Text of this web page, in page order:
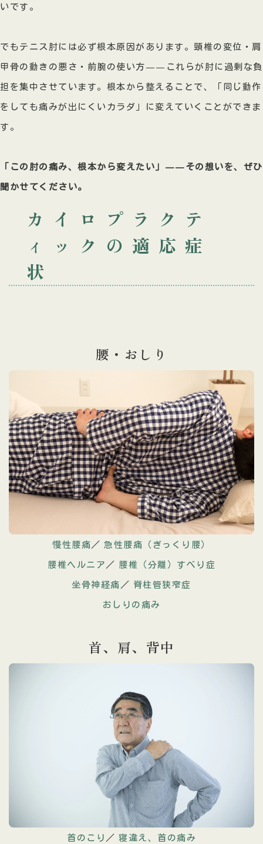
いです。
でもテニス肘には必ず根本原因があります。頸椎の変位・肩
甲骨の動きの悪さ・前腕の使い方——これらが肘に過剰な負
担を集中させています。根本から整えることで、「同じ動作
をしても痛みが出にくいカラダ」に変えていくことができま
す。
「この肘の痛み、根本から変えたい」——その想いを、ぜひ
聞かせてください。
カイロプラクテ
ィックの適応症
状
腰・おしり
慢性腰痛／急性腰痛（ぎっくり腰）
腰椎ヘルニア ／ 腰椎（分離）すべり症
坐骨神経痛 ／ 脊柱管狭窄症
おしりの痛み
首、肩、 背中
首のこり ／ 寝違え、首の痛み